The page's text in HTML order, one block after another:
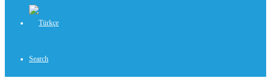
Search